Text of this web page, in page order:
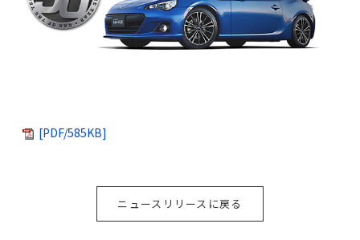
[PDF/585KB]
ニュースリリースに戻る